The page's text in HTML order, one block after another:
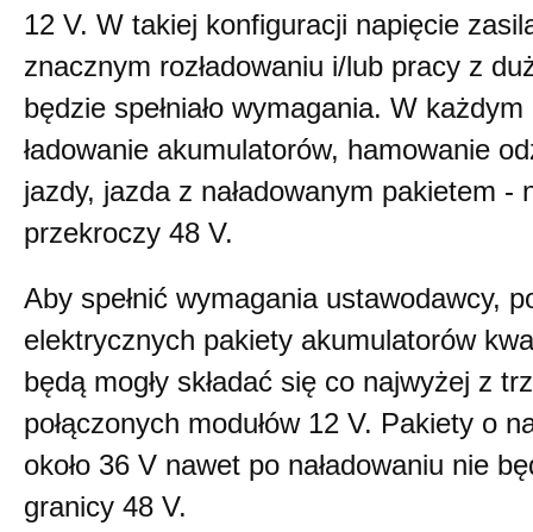
12 V. W takiej konfiguracji napięcie
znacznym rozładowaniu i/lub pracy z
będzie spełniało wymagania. W
ładowanie akumulatorów, hamowanie
jazdy, jazda z naładowanym pakietem -
przekroczy 48 V.
Aby spełnić wymagania ustawodawcy,
elektrycznych pakiety akumulatorów
będą mogły składać się co najwyżej z
połączonych modułów 12 V. Pakiety o
około 36 V nawet po naładowaniu nie
granicy 48 V.